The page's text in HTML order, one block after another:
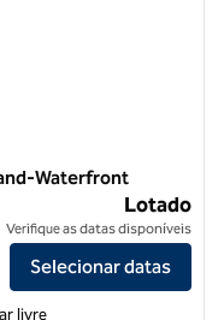
Waterfront
by Hilton Oakland-
Lotado
Verifique as datas disponíveis
Selecionar datas
livre